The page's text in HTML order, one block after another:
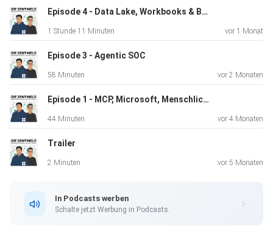
Entry-ID, die Auswirkungen der Agentennutzung auf SOC-
Detection
Aufbau
eigener Detection-Logiken für Agenten. Abschließend
wichtige Überlegungen zur Einführung und Implementierung
von E7
Episode 4 - Data Lake, Workbooks & Berechtigungen: Die neuen Features im Defender Portal
1 Stunde 11 Minuten vor 1 Monat
Episode 3 - Agentic SOC
58 Minuten vor 2 Monaten
Episode 1 - MCP, Microsoft, Menschlichkeit
44 Minuten vor 4 Monaten
Trailer
2 Minuten vor 5 Monaten
In Podcasts werben
Schalte jetzt Werbung in Podcasts.